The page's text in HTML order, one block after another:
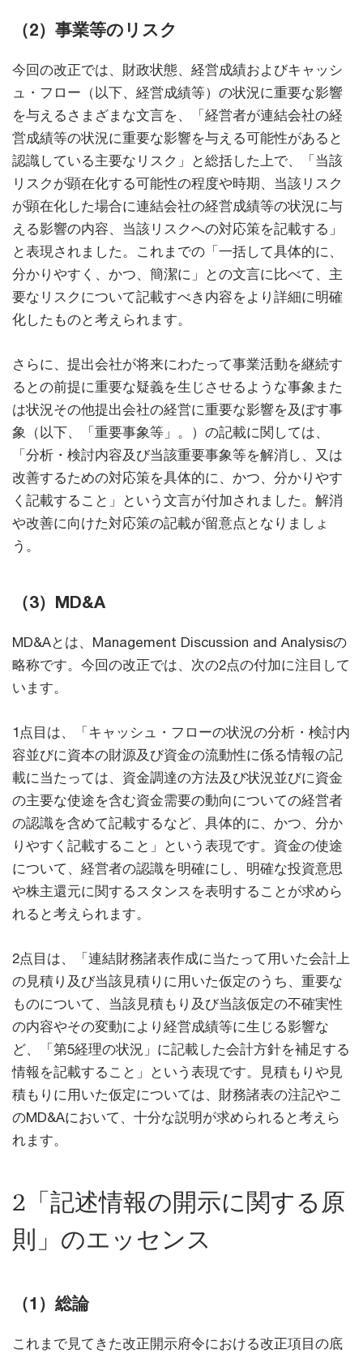
（2）事業等のリスク
今回の改正では、財政状態、経営成績およびキャッシ
ュ・フロー（以下、経営成績等）の状況に重要な影響
を与えるさまざまな文言を、「経営者が連結会社の経
営成績等の状況に重要な影響を与える可能性があると
認識している主要なリスク」と総括した上で、「当該
リスクが顕在化する可能性の程度や時期、当該リスク
が顕在化した場合に連結会社の経営成績等の状況に与
える影響の内容、当該リスクへの対応策を記載する」
と表現されました。これまでの「一括して具体的に、
分かりやすく、かつ、簡潔に」との文言に比べて、主
要なリスクについて記載すべき内容をより詳細に明確
化したものと考えられます。
さらに、提出会社が将来にわたって事業活動を継続す
るとの前提に重要な疑義を生じさせるような事象また
は状況その他提出会社の経営に重要な影響を及ぼす事
象（以下、「重要事象等」。）の記載に関しては、
「分析・検討内容及び当該重要事象等を解消し、又は
改善するための対応策を具体的に、かつ、分かりやす
く記載すること」という文言が付加されました。解消
や改善に向けた対応策の記載が留意点となりましょ
う。
（3）MD&A
MD&Aとは、Management Discussion and Analysisの
略称です。今回の改正では、次の2点の付加に注目して
います。
1点目は、「キャッシュ・フローの状況の分析・検討内
容並びに資本の財源及び資金の流動性に係る情報の記
載に当たっては、資金調達の方法及び状況並びに資金
の主要な使途を含む資金需要の動向についての経営者
の認識を含めて記載するなど、具体的に、かつ、分か
りやすく記載すること」という表現です。資金の使途
について、経営者の認識を明確にし、明確な投資意思
や株主還元に関するスタンスを表明することが求めら
れると考えられます。
2点目は、「連結財務諸表作成に当たって用いた会計上
の見積り及び当該見積りに用いた仮定のうち、重要な
ものについて、当該見積もり及び当該仮定の不確実性
の内容やその変動により経営成績等に生じる影響な
ど、「第5経理の状況」に記載した会計方針を補足する
情報を記載すること」という表現です。見積もりや見
積もりに用いた仮定については、財務諸表の注記やこ
のMD&Aにおいて、十分な説明が求められると考えら
れます。
2「記述情報の開示に関する原
則」のエッセンス
（1）総論
これまで見てきた改正開示府令における改正項目の底